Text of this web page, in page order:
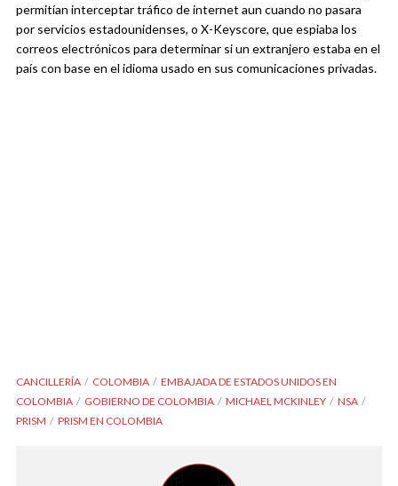
permitían interceptar tráfico de internet aun cuando no pasara
por servicios estadounidenses, o X-Keyscore, que espiaba los
correos electrónicos para determinar si un extranjero estaba en el
país con base en el idioma usado en sus comunicaciones privadas.
CANCILLERÍA COLOMBIA
EMBAJADA DE ESTADOS UNIDOS EN
COLOMBIA
GOBIERNO DE COLOMBIA MICHAEL MCKINLEY
NSA
PRISM
PRISM EN COLOMBIA